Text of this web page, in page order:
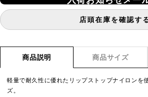
店頭在庫を確認す
商品説明 商品サイズ
軽量で耐久性に優れたリップストップナイロンを
ズ。